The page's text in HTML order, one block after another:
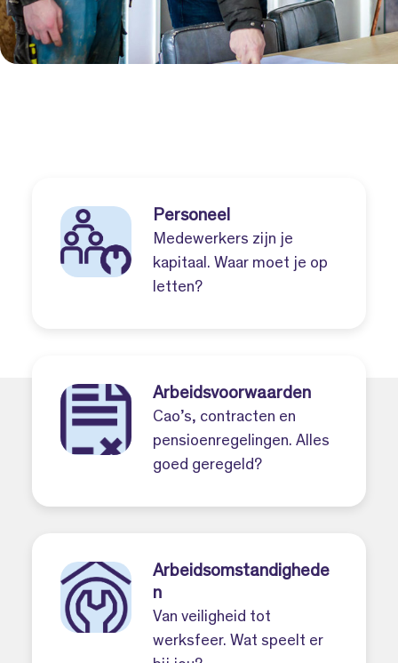
Personeel
Medewerkers zijn je
kapitaal. Waar moet je op
letten?
Arbeidsvoorwaarden
Cao’s, contracten en
pensioenregelingen. Alles
goed geregeld?
Arbeidsomstandighede
n
Van veiligheid tot
werksfeer. Wat speelt er